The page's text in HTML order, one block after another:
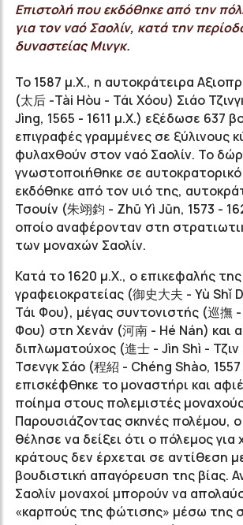
Επιστολή που εκδόθηκε από την
για τον ναό Σαολίν, κατά την
δυναστείας Μινγκ.
Το 1587 μ.Χ., η αυτοκράτειρα
(太后 -Tài Hòu - Τάι Χόου) Σιάο
Jìng, 1565 - 1611 μ.Χ.) εξέδωσε 637
επιγραφές γραμμένες σε ξύλινους
φυλαχθούν στον ναό Σαολίν. Το
γνωστοποιήθηκε σε
εκδόθηκε από τον υιό της,
Τσουίν (朱翊鈞 - Zhū Yì Jūn, 1573 -
οποίο αναφέρονταν στη
των μοναχών Σαολίν.
Κατά το 1620 μ.Χ., ο επικεφαλής της
γραφειοκρατείας (御史大夫 - Yù Shǐ
Τάι Φου), μέγας συντονιστής (巡撫 -
Φου) στη Χενάν (河南 - Hé Nán) και
διπλωματούχος (進士 - Jìn Shì - Τζιν
Τσενγκ Σάο (程紹 - Chéng Shào,
επισκέφθηκε το μοναστήρι και
ποίημα στους πολεμιστές
Παρουσιάζοντας σκηνές πολέμου,
θέλησε να δείξει ότι ο πόλεμος για
κράτους δεν έρχεται σε αντίθεση
βουδιστική απαγόρευση της βίας.
Σαολίν μοναχοί μπορούν να
«καρπούς της φώτισης» μέσω της